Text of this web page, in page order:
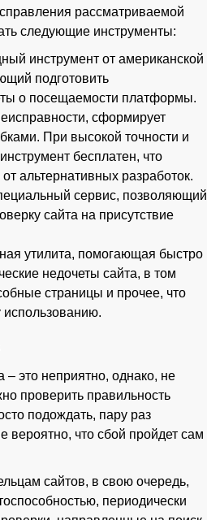
рассматриваемой
следующие инструменты:
инструмент от американской
подготовить
о посещаемости платформы.
сформирует
При высокой точности и
бесплатен, что
альтернативных разработок.
сервис, позволяющий
сайта на присутствие
утилита, помогающая быстро
недочеты сайта, в том
страницы и прочее, что
– это неприятно, однако, не
проверить правильность
подождать, пару раз
вероятно, что сбой пройдет сам
сайтов, в свою очередь,
периодически